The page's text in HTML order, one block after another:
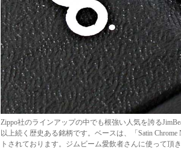
Zippo社のラインアップの中でも根強い人気を誇る
以上続く歴史ある銘柄です。ベースは、「Satin
トされております。ジムビーム愛飲者さんに使って頂き